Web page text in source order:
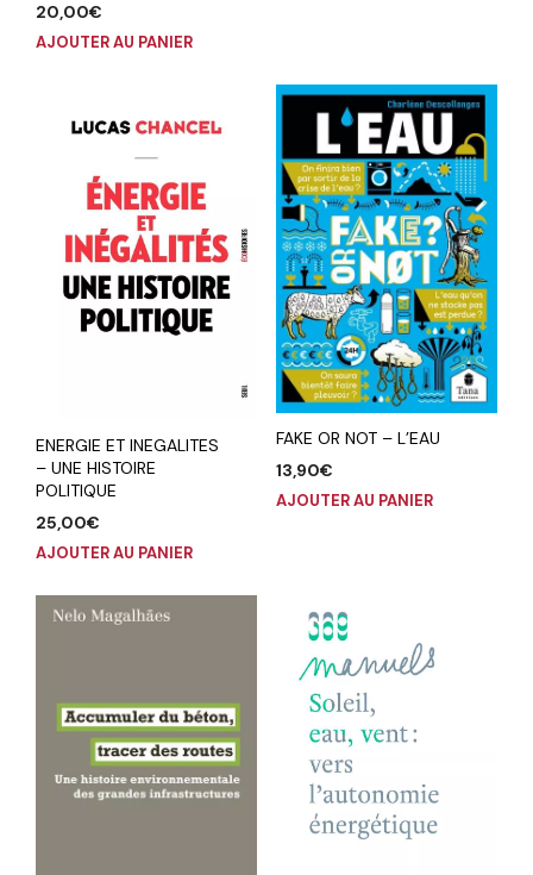
20,00€
AJOUTER AU PANIER
ENERGIE ET INEGALITES
– UNE HISTOIRE
POLITIQUE
25,00€
AJOUTER AU PANIER
FAKE OR NOT – L’EAU
13,90€
AJOUTER AU PANIER